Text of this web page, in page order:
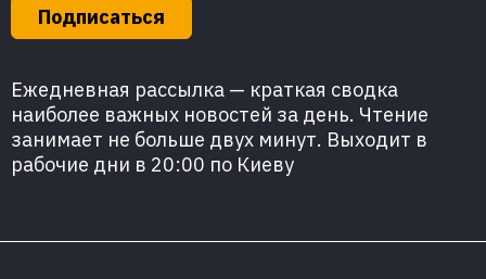
Подписаться
Ежедневная рассылка — краткая сводка
наиболее важных новостей за день. Чтение
занимает не больше двух минут. Выходит в
рабочие дни в 20:00 по Киеву